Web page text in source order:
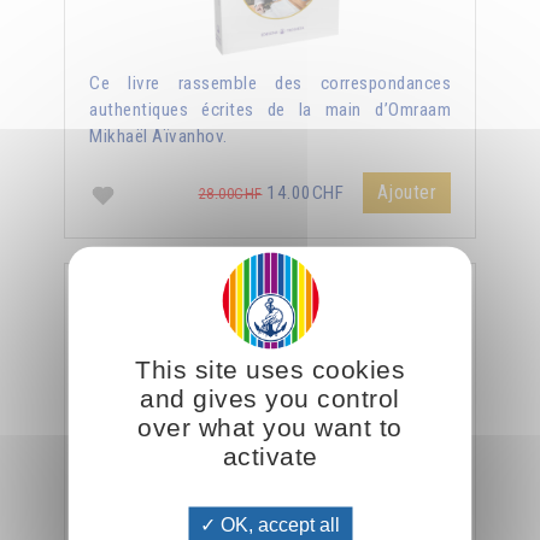
Ce livre rassemble des correspondances
authentiques écrites de la main d’Omraam
Mikhaël Aïvanhov.
28.00CHF14.00CHF Ajouter
Le véritable enseignement du Christ
This site uses cookies
and gives you control
over what you want to
activate
OK, accept all